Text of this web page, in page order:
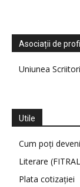
Asociații de
Uniunea
Utile
Cum poți
Literare
Plata cotizației